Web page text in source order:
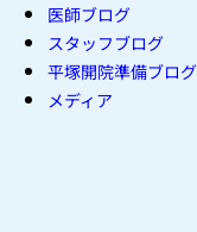
医師ブログ
スタッフブログ
平塚開院準備ブログ
メディア